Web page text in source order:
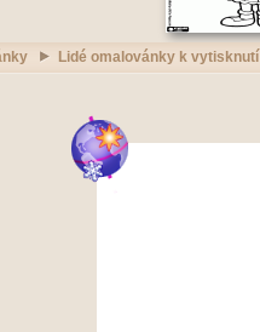
Lidé omalovánky k vytisknutí